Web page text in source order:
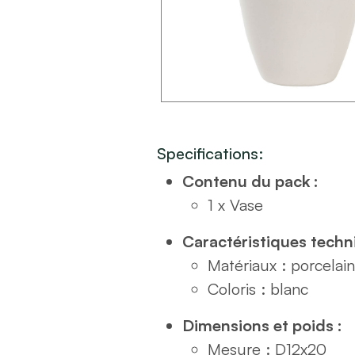
Specifications:
Contenu du pack :
1 x Vase
Caractéristiques
Matériaux :
Coloris : blanc
Dimensions et poids :
Mesure : D12x20